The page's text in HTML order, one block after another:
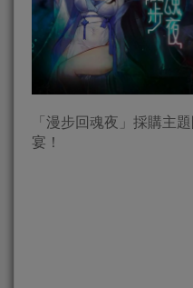
「漫步回魂夜」採購主
宴！